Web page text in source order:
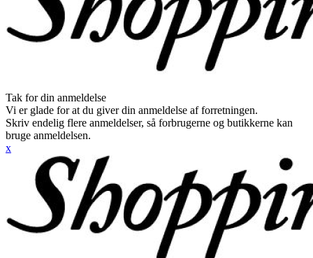
Tak for din anmeldelse
Vi er glade for at du giver din anmeldelse af forretningen.
Skriv endelig flere anmeldelser, så forbrugerne og butikkerne kan
bruge anmeldelsen.
x